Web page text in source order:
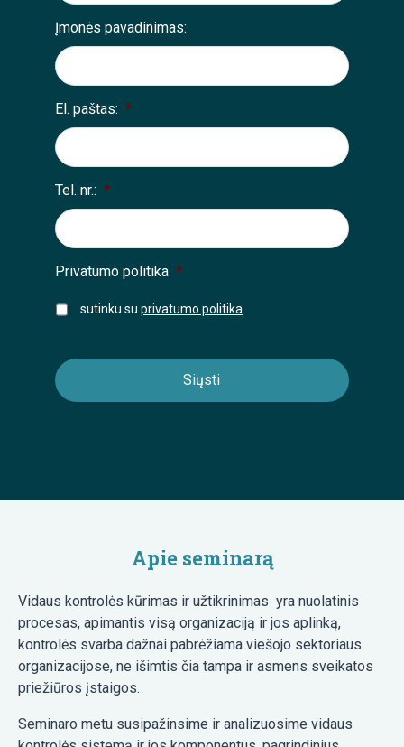
Įmonės pavadinimas:
El. paštas: *
Tel. nr.: *
Privatumo politika *
sutinku su privatumo politika
Apie seminarą
Vidaus kontrolės kūrimas ir užtikrinimas yra nuolatinis
procesas, apimantis visą organizaciją ir jos aplinką,
kontrolės svarba dažnai pabrėžiama viešojo sektoriaus
organizacijose, ne išimtis čia tampa ir asmens sveikatos
priežiūros įstaigos.
Seminaro metu susipažinsime ir analizuosime vidaus